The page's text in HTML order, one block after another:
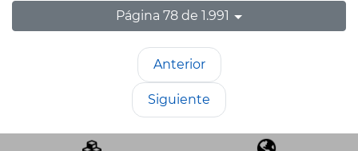
Página 78 de 1.991
Anterior
Siguiente